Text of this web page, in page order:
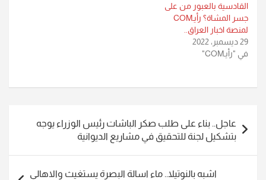
القادسية بالعبور من على
جسر المشاة؟ رأيـCOM
لمنصة اخبار العراق..
29 ديسمبر، 2022
في "رأيـCOM"
المقالات
عاجل.. بناء على طلب صكر الباشات رئيس الوزراء يوجه
بتشكيل لجنة للتحقيق في مشاريع الديوانية
اشبه بالنوتيلا.. ماء اسالة البصرة يستغيث والاهالي